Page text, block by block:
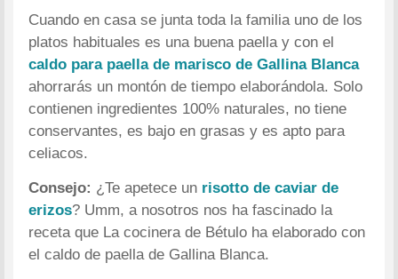
Cuando en casa se junta toda la familia uno de los
platos habituales es una buena paella y con el
caldo para paella de marisco de Gallina Blanca
ahorrarás un montón de tiempo elaborándola. Solo
contienen ingredientes 100% naturales, no tiene
conservantes, es bajo en grasas y es apto para
celiacos.
Consejo: ¿Te apetece un risotto de caviar de
erizos? Umm, a nosotros nos ha fascinado la
receta que La cocinera de Bétulo ha elaborado con
el caldo de paella de Gallina Blanca.